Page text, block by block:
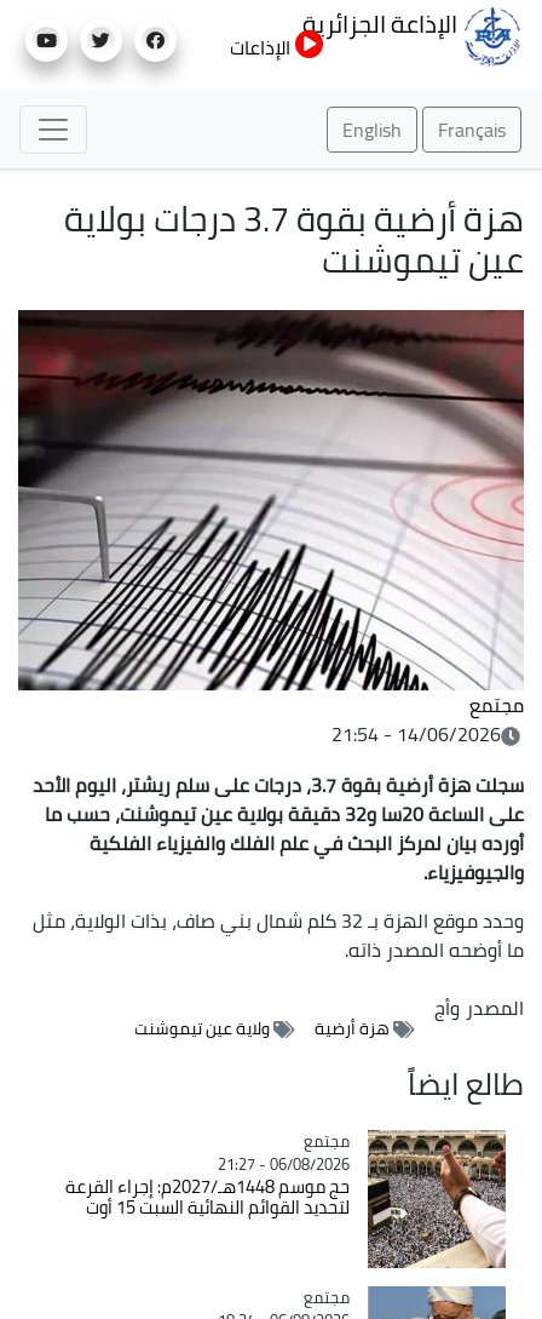
إلى
الإذاعة الجزائرية
الإذاعات
Français
English
هزة أرضية بقوة 3.7 درجات بولاية
عين تيموشنت
مجتمع
14/06/2026 - 21:54
سجلت هزة أرضية بقوة 3.7، درجات على سلم ريشتر، اليوم الأحد
على الساعة 20سا و32 دقيقة بولاية عين تيموشنت، حسب ما
أورده بيان لمركز البحث في علم الفلك والفيزياء الفلكية
والجيوفيزياء.
وحدد موقع الهزة بـ 32 كلم شمال بني صاف، بذات الولاية، مثل
ما أوضحه المصدر ذاته.
المصدروأج
هزة أرضية ولاية عين تيموشنت
طالع ايضاً
Catégorie
مجتمع
06/08/2026 - 21:27
حج موسم 1448هـ/2027م: إجراء القرعة
لتحديد القوائم النهائية السبت 15 أوت
Catégorie
مجتمع